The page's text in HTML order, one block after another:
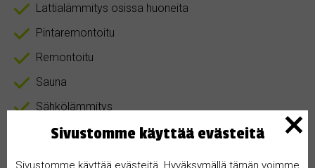
Lattialämmitys osissa huoneita
Pintaremontoitu
Remontoitu
Sauna
Sähkölämmitys
Terassi
Sivustomme käyttää evästeitä
Sivustomme käyttää evästeitä. Hyväksymällä tämän voimme